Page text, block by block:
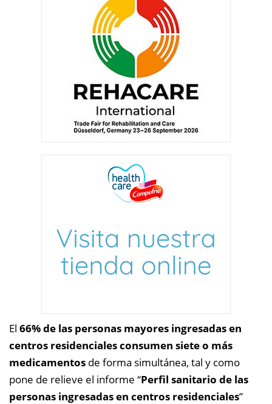
El 66% de las personas mayores ingresadas en
centros residenciales consumen siete o más
medicamentos de forma simultánea, tal y como
pone de relieve el informe “Perfil sanitario de las
personas ingresadas en centros residenciales”